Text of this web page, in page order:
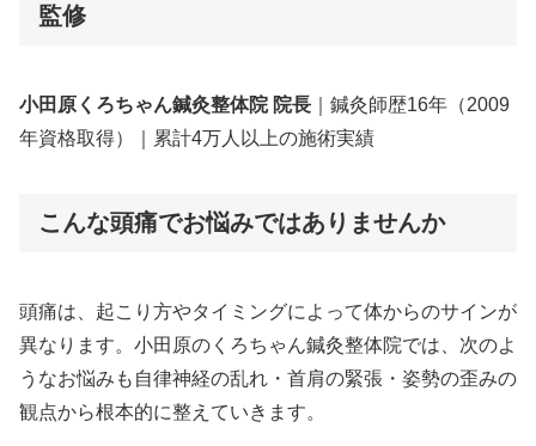
監修
小田原くろちゃん鍼灸整体院 院長 ｜鍼灸師歴16年（2009
年資格取得）｜累計4万人以上の施術実績
こんな頭痛でお悩みではありませんか
頭痛は、起こり方やタイミングによって体からのサインが
異なります。小田原のくろちゃん鍼灸整体院では、次のよ
うなお悩みも自律神経の乱れ・首肩の緊張・姿勢の歪みの
観点から根本的に整えていきます。